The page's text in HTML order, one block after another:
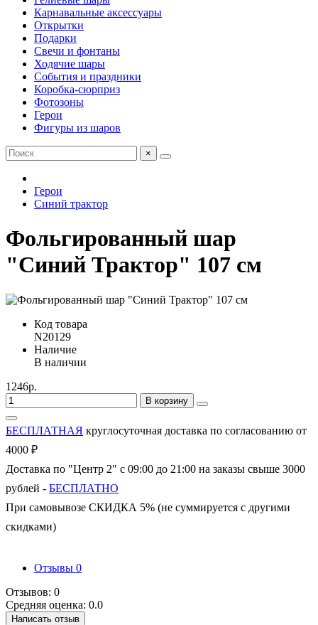
Карнавальные аксессуары
Открытки
Подарки
Свечи и фонтаны
Ходячие шары
События и праздники
Коробка-сюрприз
Фотозоны
Герои
Фигуры из шаров
×
Герои
Синий трактор
Фольгированный шар
"Синий Трактор" 107 см
Код товара
N20129
Наличие
В наличии
1246р.
В корзину
БЕСПЛАТНАЯ круглосуточная доставка по согласованию от
4000 ₽
Доставка по "Центр 2" с 09:00 до 21:00 на заказы свыше 3000
рублей - БЕСПЛАТНО
При самовывозе СКИДКА 5% (не суммируется с другими
скидками)
Отзывы 0
Отзывов: 0
Средняя оценка: 0.0
Написать отзыв